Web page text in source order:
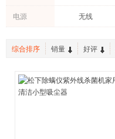
电源 无线
综合排序 销量 好评